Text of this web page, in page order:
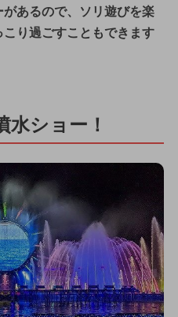
あるので、ソリ遊びを楽
り過ごすこともできます
水ショー！